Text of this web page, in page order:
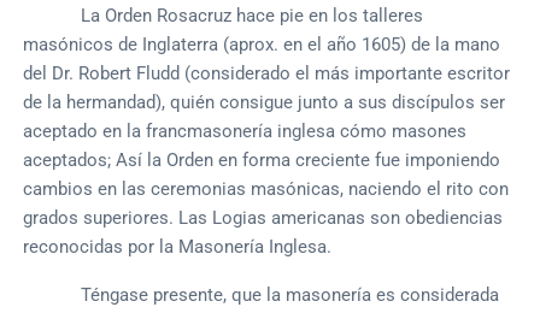
La Orden Rosacruz hace pie en los talleres
masónicos de Inglaterra (aprox. en el año 1605) de la mano
del Dr. Robert Fludd (considerado el más importante escritor
de la hermandad), quién consigue junto a sus discípulos ser
aceptado en la francmasonería inglesa cómo masones
aceptados; Así la Orden en forma creciente fue imponiendo
cambios en las ceremonias masónicas, naciendo el rito con
grados superiores. Las Logias americanas son obediencias
reconocidas por la Masonería Inglesa.
Téngase presente, que la masonería es considerada